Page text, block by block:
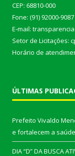
CEP: 68810-000
Fone: (91) 92000-9087
E-mail:
Setor de Licitações:
Horário de
ÚLTIMAS
Prefeito Vivaldo
e fortalecem a
DIA “D” DA BUSCA